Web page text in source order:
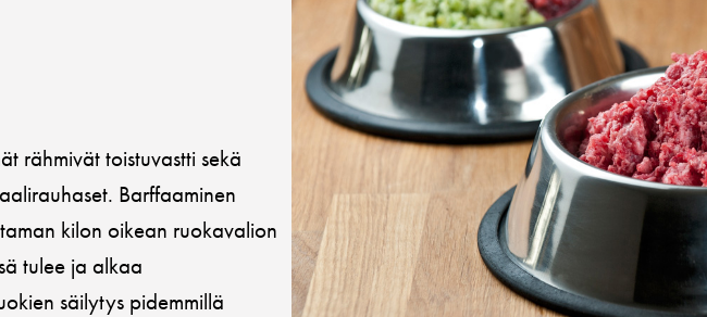
rähmivät toistuvastti sekä
Barffaaminen
kilon oikean ruokavalion
tulee ja alkaa
säilytys pidemmillä